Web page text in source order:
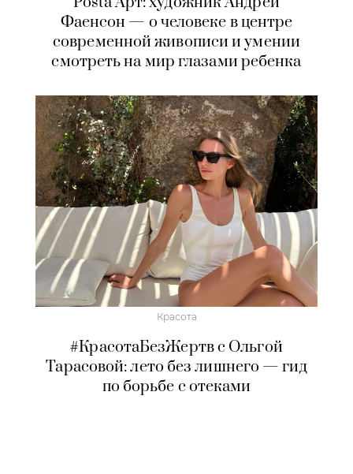
Фаенсон — о человеке в центре
современной живописи и умении
смотреть на мир глазами ребенка
Красота
#КрасотаБезЖертв с Ольгой
Тарасовой: лето без лишнего — гид
по борьбе с отеками